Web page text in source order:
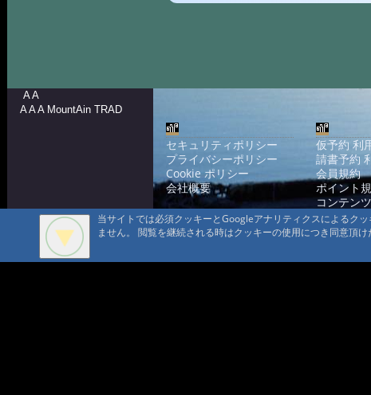
A A
A A A MountAin TRAD
セキュリティポリシー
プライバシーポリシー
Cookie ポリシー
会社概要
仮予約 利
請書予約
会員規約
ポイント
コンテン
問合せ
当サイトでは必須クッキーとGoogleアナリティクスによるク
ません。 閲覧を継続される時はクッキーの使用につき同意頂